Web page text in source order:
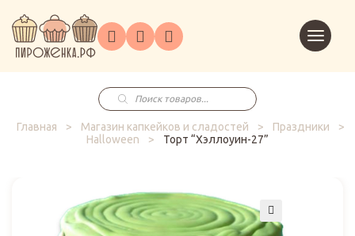
ГлавнаяКаталог
на
заказ
Праздники
Корпоративным
клиентам
в
корзину
Поиск
товаров
Главная
> Магазин капкейков и сладостей > Праздники
>
Halloween
> Торт “Хэллоуин-27”